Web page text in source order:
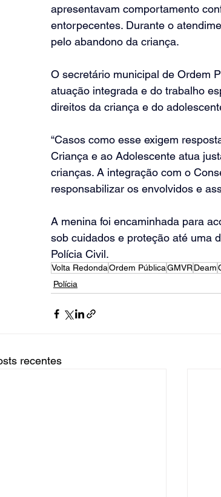
apresentavam comportamento
entorpecentes. Durante o
pelo abandono da criança.
O secretário municipal de Ordem
atuação integrada e do trabalho
direitos da criança e do
“Casos como esse exigem
Criança e ao Adolescente atua
crianças. A integração com o
responsabilizar os envolvidos e
A menina foi encaminhada para
sob cuidados e proteção até uma
Polícia Civil.
Volta RedondaOrdem PúblicaGMVRDeam
Polícia
recentes